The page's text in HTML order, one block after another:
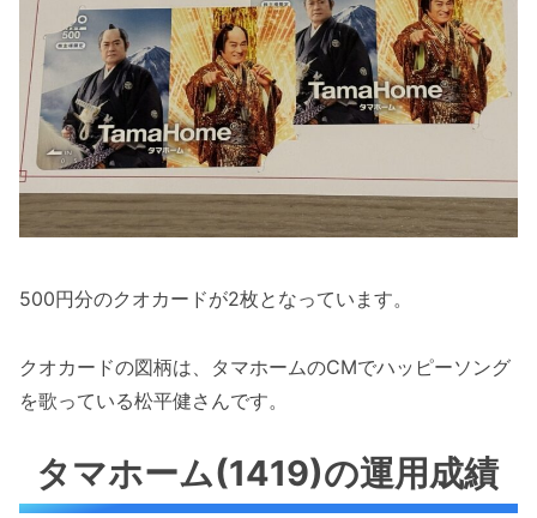
500円分のクオカードが2枚となっています。
クオカードの図柄は、タマホームのCMでハッピーソング
を歌っている松平健さんです。
タマホーム(1419)の運用成績